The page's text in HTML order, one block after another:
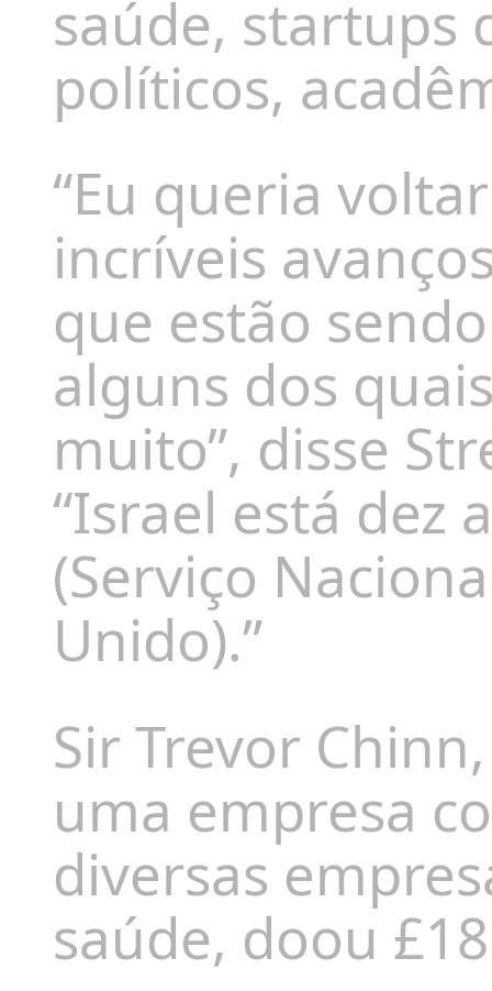
saúde, startups
políticos,
“Eu queria
incríveis
que estão
alguns dos
muito”, disse
“Israel está dez
(Serviço
Unido).”
Sir Trevor
uma empresa
diversas
saúde, doou